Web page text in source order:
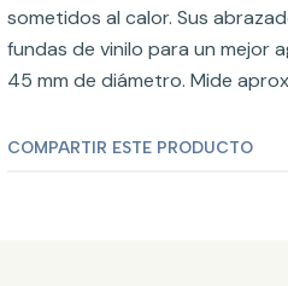
sometidos al calor. Sus
fundas de vinilo para un mejor
45 mm de diámetro. Mide
COMPARTIR ESTE PRODUCTO